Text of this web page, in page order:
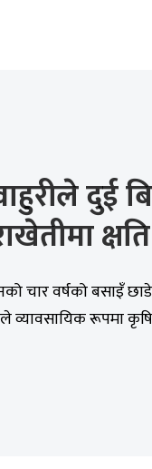
दुई
क्षति
चार वर्षको बसाइँ
व्यावसायिक रूपमा